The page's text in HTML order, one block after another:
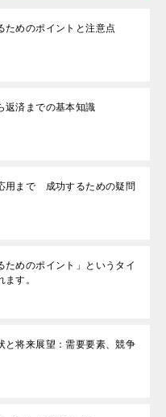
ためのポイントと注意点
返済までの基本知識
用まで 成功するための疑問
ためのポイント」というタイ
す。
と将来展望：需要要素、競争